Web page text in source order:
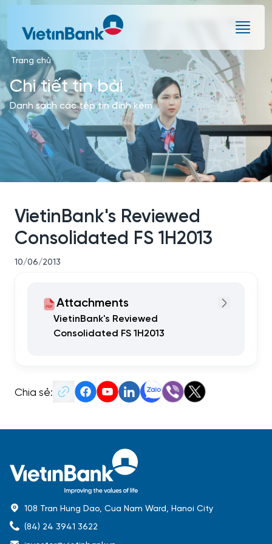
Trang chủ
Chi tiết tin bài
Danh sách các tệp tin đính kèm
VietinBank's Reviewed
Consolidated FS 1H2013
10/06/2013
Attachments
VietinBank's Reviewed
Consolidated FS 1H2013
Chia sẻ:
108 Tran Hung Dao, Cua Nam Ward, Hanoi City
(84) 24 3941 3622